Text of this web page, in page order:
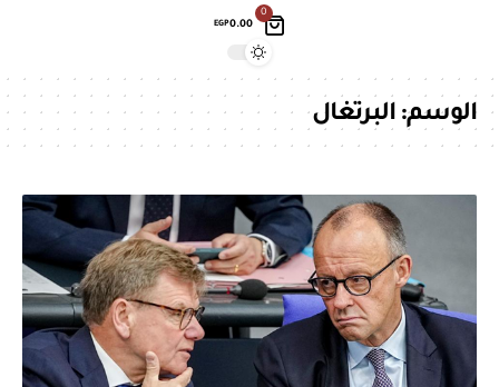
0
EGP0.00
الوسم:البرتغال